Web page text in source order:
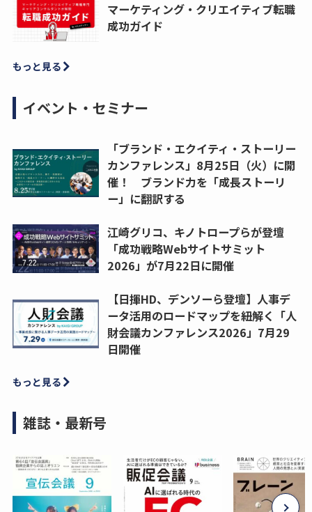
マーケティング・クリエイティブ転職
成功ガイド
もっと見る
イベント・セミナー
「ブランド・エクイティ・ストーリー
カンファレンス」8月25日（火）に開
催！ ブランド力を「成長ストーリ
ー」に翻訳する
江崎グリコ、キノトロープらが登壇
「成功戦略Webサイトサミット
2026」が7月22日に開催
【日揮HD、デンソーら登壇】人事デ
ータ活用のロードマップを紐解く「人
財会議カンファレンス2026」7月29
日開催
もっと見る
雑誌・最新号